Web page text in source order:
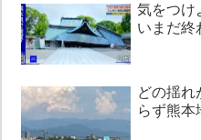
気をつけ
いまだ終
どの揺れ
らず熊本